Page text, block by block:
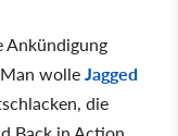
Ankündigung
wolleJagged
die